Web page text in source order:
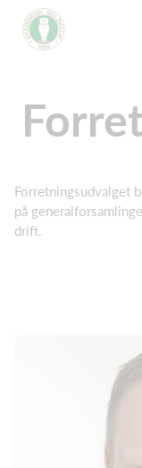
Forretningsudvalget
på
drift.